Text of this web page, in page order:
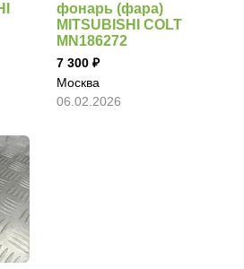
фонарь (фара)
MITSUBISHI COLT
MN186272
7 300
Москва
06.02.2026